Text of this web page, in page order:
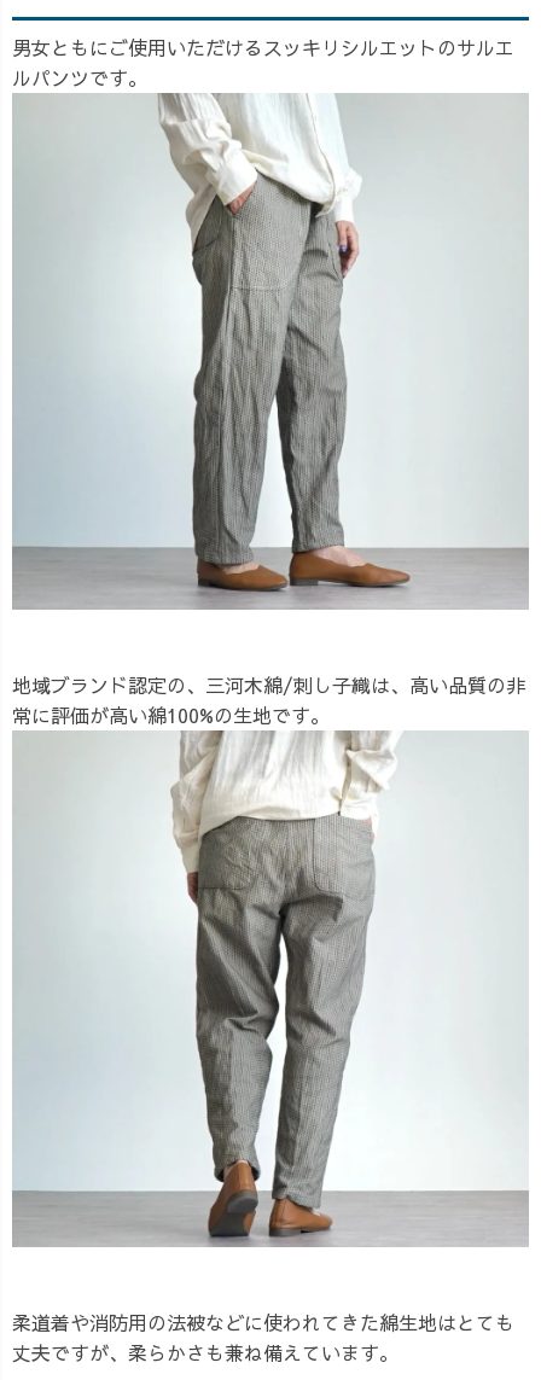
男女ともにご使用いただけるスッキリシルエットのサルエ
ルパンツです。
地域ブランド認定の、三河木綿/刺し子織は、高い品質の非
常に評価が高い綿100%の生地です。
柔道着や消防用の法被などに使われてきた綿生地はとても
丈夫ですが、柔らかさも兼ね備えています。